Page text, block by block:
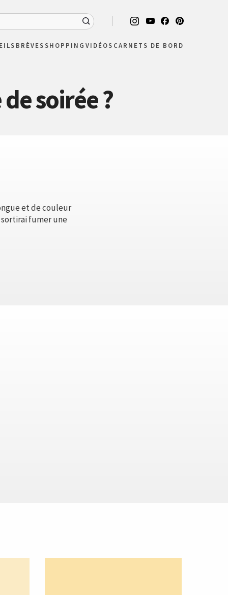
BRÈVESSHOPPING VIDÉOS CARNETS DE BORD
soirée ?
et de couleur
fumer une